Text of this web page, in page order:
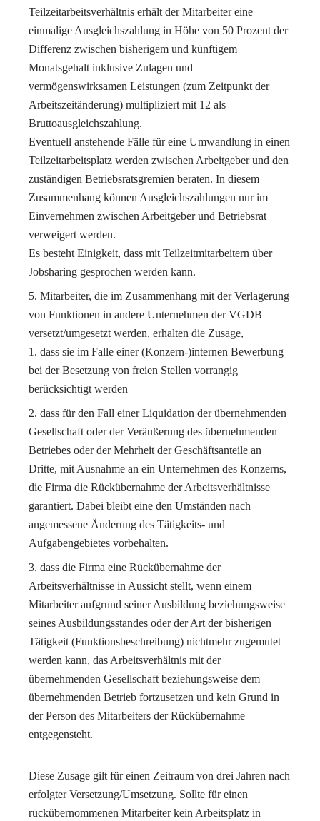
Teilzeitarbeitsverhältnis erhält der Mitarbeiter eine
einmalige Ausgleichszahlung in Höhe von 50 Prozent der
Differenz zwischen bisherigem und künftigem
Monatsgehalt inklusive Zulagen und
vermögenswirksamen Leistungen (zum Zeitpunkt der
Arbeitszeitänderung) multipliziert mit 12 als
Bruttoausgleichszahlung.
Eventuell anstehende Fälle für eine Umwandlung in einen
Teilzeitarbeitsplatz werden zwischen Arbeitgeber und den
zuständigen Betriebsratsgremien beraten. In diesem
Zusammenhang können Ausgleichszahlungen nur im
Einvernehmen zwischen Arbeitgeber und Betriebsrat
verweigert werden.
Es besteht Einigkeit, dass mit Teilzeitmitarbeitern über
Jobsharing gesprochen werden kann.
Mitarbeiter, die im Zusammenhang mit der Verlagerung
von Funktionen in andere Unternehmen der VGDB
versetzt/umgesetzt werden, erhalten die Zusage,
dass sie im Falle einer (Konzern-)internen Bewerbung
bei der Besetzung von freien Stellen vorrangig
berücksichtigt werden
dass für den Fall einer Liquidation der übernehmenden
Gesellschaft oder der Veräußerung des übernehmenden
Betriebes oder der Mehrheit der Geschäftsanteile an
Dritte, mit Ausnahme an ein Unternehmen des Konzerns,
die Firma die Rückübernahme der Arbeitsverhältnisse
garantiert. Dabei bleibt eine den Umständen nach
angemessene Änderung des Tätigkeits- und
Aufgabengebietes vorbehalten.
dass die Firma eine Rückübernahme der
Arbeitsverhältnisse in Aussicht stellt, wenn einem
Mitarbeiter aufgrund seiner Ausbildung beziehungsweise
seines Ausbildungsstandes oder der Art der bisherigen
Tätigkeit (Funktionsbeschreibung) nichtmehr zugemutet
werden kann, das Arbeitsverhältnis mit der
übernehmenden Gesellschaft beziehungsweise dem
übernehmenden Betrieb fortzusetzen und kein Grund in
der Person des Mitarbeiters der Rückübernahme
entgegensteht.
Diese Zusage gilt für einen Zeitraum von drei Jahren nach
erfolgter Versetzung/Umsetzung. Sollte für einen
rückübernommenen Mitarbeiter kein Arbeitsplatz in